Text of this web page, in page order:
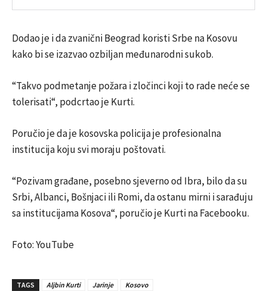
Dodao je i da zvanični Beograd koristi Srbe na Kosovu
kako bi se izazvao ozbiljan međunarodni sukob.
“Takvo podmetanje požara i zločinci koji to rade neće se
tolerisati“, podcrtao je Kurti.
Poručio je da je kosovska policija je profesionalna
institucija koju svi moraju poštovati.
“Pozivam građane, posebno sjeverno od Ibra, bilo da su
Srbi, Albanci, Bošnjaci ili Romi, da ostanu mirni i sarađuju
sa institucijama Kosova“, poručio je Kurti na Facebooku.
Foto: YouTube
TAGS Aljbin Kurti Jarinje Kosovo